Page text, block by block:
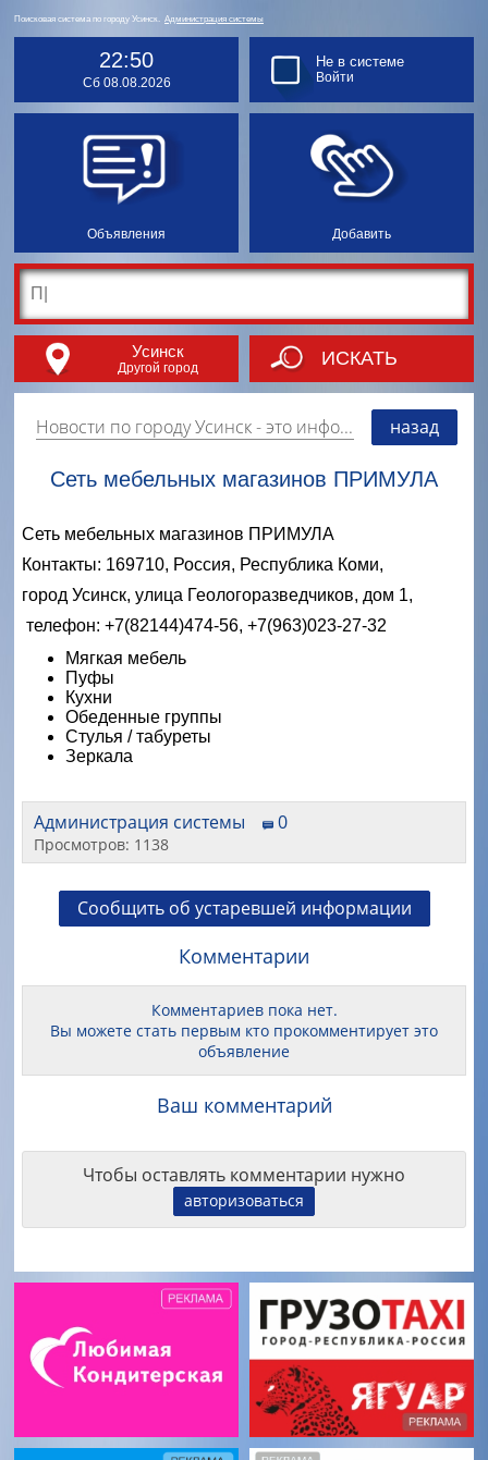
Поисковая система по городу Усинск. Администрация системы
22:50
Сб 08.08.2026
Объявления Добавить
Не в системе
Войти
Усинск
Другой город ИСКАТЬ
Новости по городу Усинск- это информация о событиях, мероприятиях и торгово-коммерческой деятельности города. Страницу наполняют платные и бесплатные объявления, имеющие функцию "поднятия вверх списка". назад
Сеть мебельных магазинов ПРИМУЛА
Сеть мебельных магазинов ПРИМУЛА
Контакты: 169710, Россия, Республика Коми,
город Усинск, улица Геологоразведчиков, дом 1,
телефон: +7(82144)474-56, +7(963)023-27-32
Мягкая мебель
Пуфы
Кухни
Обеденные группы
Стулья / табуреты
Зеркала
Администрация системы 0
Просмотров: 1138
Сообщить об устаревшей информации
Комментарии
Комментариев пока нет.
Вы можете стать первым кто прокомментирует это
объявление
Ваш комментарий
Чтобы оставлять комментарии нужно
авторизоваться